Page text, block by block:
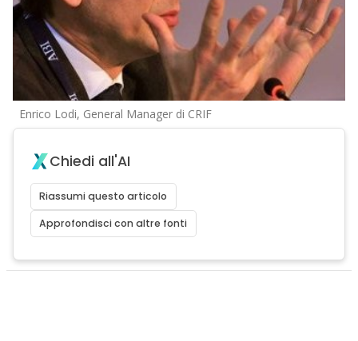
Enrico Lodi, General Manager di CRIF
Chiedi all'AI
Riassumi questo articolo
Approfondisci con altre fonti